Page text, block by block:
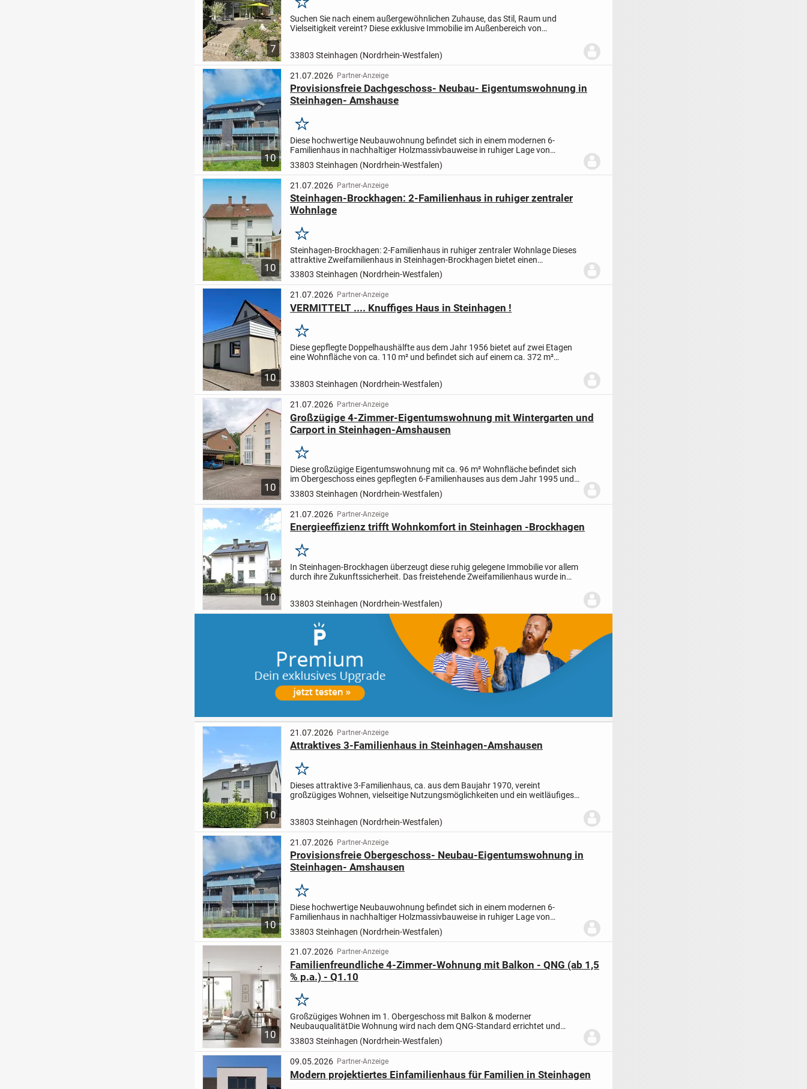
7
Merken
Suchen Sie nach einem außergewöhnlichen Zuhause, das Stil, Raum und
Vielseitigkeit vereint? Diese exklusive Immobilie im Außenbereich von
33803 Steinhagen (Nordrhein-Westfalen)
10
21.07.2026 Partner-Anzeige
Provisionsfreie Dachgeschoss- Neubau- Eigentumswohnung in
Steinhagen- Amshause
Merken
Diese hochwertige Neubauwohnung befindet sich in einem modernen 6-
Familienhaus in nachhaltiger Holzmassivbauweise in ruhiger Lage von
Steinhagen-Amshausen. Das Gebäude wurde im Jahr 2026 fertiggestell...
33803 Steinhagen (Nordrhein-Westfalen)
10
21.07.2026 Partner-Anzeige
Steinhagen-Brockhagen: 2-Familienhaus in ruhiger zentraler
Wohnlage
Merken
Steinhagen-Brockhagen: 2-Familienhaus in ruhiger zentraler Wohnlage Dieses
attraktive Zweifamilienhaus in Steinhagen-Brockhagen bietet einen
großzügigen Garten, eine Einzelgarage und viel Platz für...
33803 Steinhagen (Nordrhein-Westfalen)
10
21.07.2026 Partner-Anzeige
VERMITTELT .... Knuffiges Haus in Steinhagen !
Merken
Diese gepflegte Doppelhaushälfte aus dem Jahr 1956 bietet auf zwei Etagen
eine Wohnfläche von ca. 110 m² und befindet sich auf einem ca. 372 m²
33803 Steinhagen (Nordrhein-Westfalen)
10
21.07.2026 Partner-Anzeige
Großzügige 4-Zimmer-Eigentumswohnung mit Wintergarten und
Carport in Steinhagen-Amshausen
Merken
Diese großzügige Eigentumswohnung mit ca. 96 m² Wohnfläche befindet sich
im Obergeschoss eines gepflegten 6-Familienhauses aus dem Jahr 1995 und
überzeugt durch einen durchdachten Grundriss, helle...
33803 Steinhagen (Nordrhein-Westfalen)
10
21.07.2026 Partner-Anzeige
Energieeffizienz trifft Wohnkomfort in Steinhagen -Brockhagen
Merken
In Steinhagen-Brockhagen überzeugt diese ruhig gelegene Immobilie vor allem
durch ihre Zukunftssicherheit. Das freistehende Zweifamilienhaus wurde in
33803 Steinhagen (Nordrhein-Westfalen)
10
21.07.2026 Partner-Anzeige
Attraktives 3-Familienhaus in Steinhagen-Amshausen
Merken
Dieses attraktive 3-Familienhaus, ca. aus dem Baujahr 1970, vereint
großzügiges Wohnen, vielseitige Nutzungsmöglichkeiten und ein weitläufiges
33803 Steinhagen (Nordrhein-Westfalen)
10
21.07.2026 Partner-Anzeige
Provisionsfreie Obergeschoss- Neubau-Eigentumswohnung in
Steinhagen- Amshausen
Merken
Diese hochwertige Neubauwohnung befindet sich in einem modernen 6-
Familienhaus in nachhaltiger Holzmassivbauweise in ruhiger Lage von
Steinhagen-Amshausen. Das Gebäude wurde im Jahr 2026 fertiggestell...
33803 Steinhagen (Nordrhein-Westfalen)
10
21.07.2026 Partner-Anzeige
Familienfreundliche 4-Zimmer-Wohnung mit Balkon - QNG (ab 1,5
% p.a.) - Q1.10
Merken
Großzügiges Wohnen im 1. Obergeschoss mit Balkon & moderner
NeubauqualitätDie Wohnung wird nach dem QNG-Standard errichtet und
erfüllt damit höchste Anforderungen an Energieeffizienz und Nachhaltigk...
33803 Steinhagen (Nordrhein-Westfalen)
09.05.2026 Partner-Anzeige
Modern projektiertes Einfamilienhaus für Familien in Steinhagen